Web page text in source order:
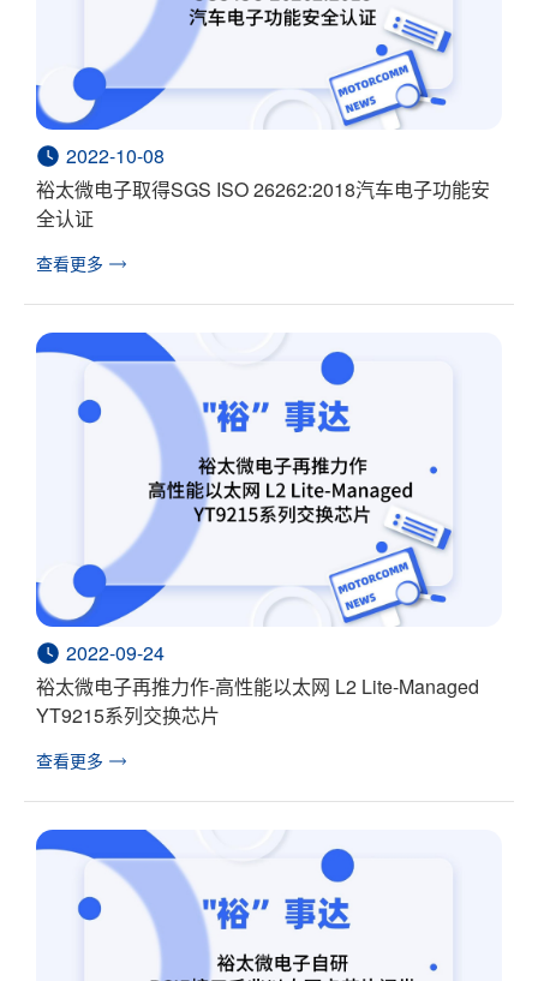
2022-10-08
裕太微电子取得SGS ISO 26262:2018汽车电子功能安
全认证
查看更多
2022-09-24
裕太微电子再推力作-高性能以太网 L2 Lite-Managed
YT9215系列交换芯片
查看更多